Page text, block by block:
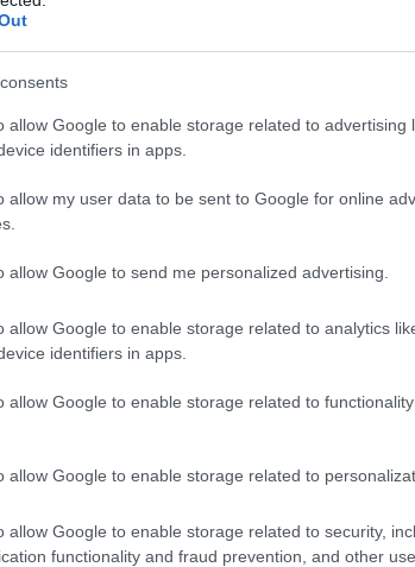
allow Google to enable storage related to advertising
identifiers in apps.
allow my user data to be sent to Google for online
allow Google to send me personalized advertising.
allow Google to enable storage related to analytics
identifiers in apps.
allow Google to enable storage related to
allow Google to enable storage related to
allow Google to enable storage related to security,
functionality and fraud prevention, and other